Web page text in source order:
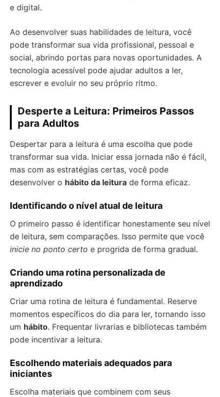
e digital.
Ao desenvolver suas habilidades de leitura, você
pode transformar sua vida profissional, pessoal e
social, abrindo portas para novas oportunidades. A
tecnologia acessível pode ajudar adultos a ler,
escrever e evoluir no seu próprio ritmo.
Desperte a Leitura: Primeiros Passos
para Adultos
Despertar para a leitura é uma escolha que pode
transformar sua vida. Iniciar essa jornada não é fácil,
mas com as estratégias certas, você pode
desenvolver o hábito da leitura de forma eficaz.
Identificando o nível atual de leitura
O primeiro passo é identificar honestamente seu nível
de leitura, sem comparações. Isso permite que você
inicie no ponto certo e progrida de forma gradual.
Criando uma rotina personalizada de
aprendizado
Criar uma rotina de leitura é fundamental. Reserve
momentos específicos do dia para ler, tornando isso
um hábito. Frequentar livrarias e bibliotecas também
pode incentivar a leitura.
Escolhendo materiais adequados para
iniciantes
Escolha materiais que combinem com seus